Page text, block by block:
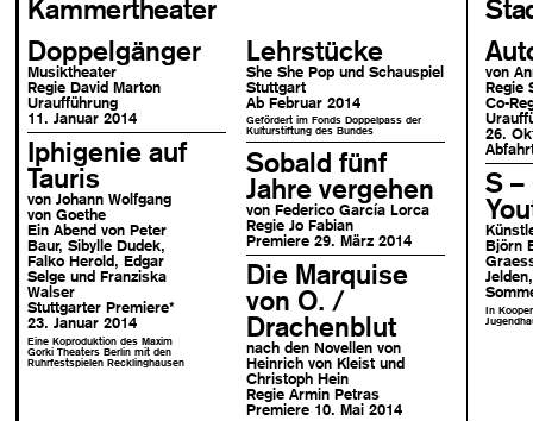
Kammertheater
Doppelgänger
Musiktheater
Regie David Marton
Uraufführung
11. Januar 2014
Iphigenie auf
Tauris
von Johann Wolfgang
von Goethe
Ein Abend von Peter
Baur, Sibylle Dudek,
Falko Herold, Edgar
Selge und Franziska
Walser
Stuttgarter Premiere*
23. Januar 2014
Eine Koproduktion des Maxim
Gorki Theaters Berlin mit den
Ruhrfestspielen Recklinghausen
Lehrstücke
She She Pop und Schauspiel
Stuttgart
Ab Februar 2014
Gefördert im Fonds Doppelpass der
Kulturstiftung des Bundes
Sobald fünf
Jahre vergehen
von Federico García Lorca
Regie Jo Fabian
Premiere 29. März 2014
Die Marquise
von O. /
Drachenblut
nach den Novellen von
Heinrich von Kleist und
Christoph Hein
Regie Armin Petras
Premiere 10. Mai 2014
von
Regie
Co-
26.
S –
Björn
In